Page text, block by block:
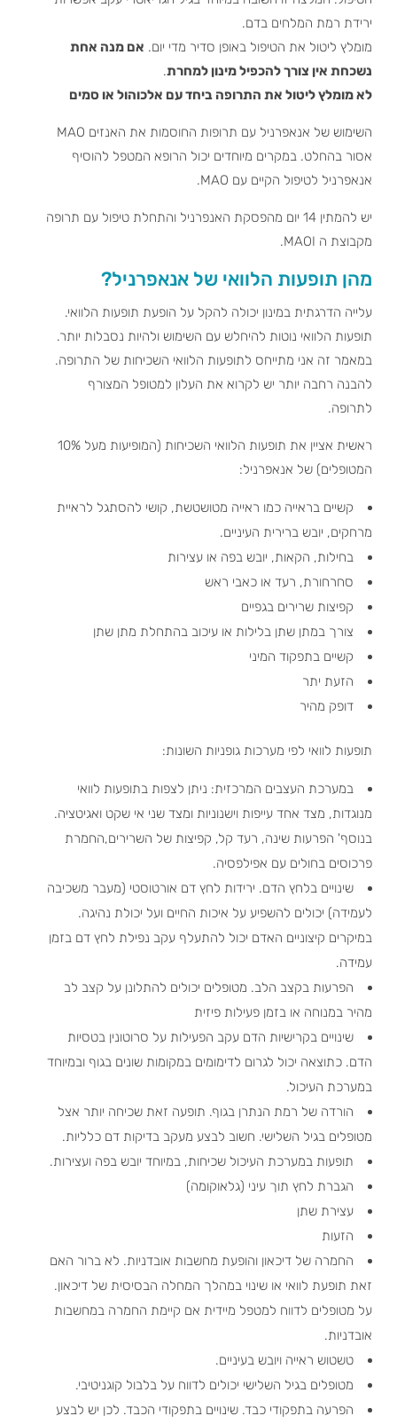
ירידת רמת המלחים בדם.
מומלץ ליטול את הטיפול באופן סדיר מדי יום. אם מנה אחת
נשכחת אין צורך להכפיל מינון למחרת.
לא מומלץ ליטול את התרופה ביחד עם אלכוהול או סמים
השימוש של אנאפרניל עם תרופות החוסמות את האנזים MAO
אסור בהחלט. במקרים מיוחדים יכול הרופא המטפל להוסיף
אנאפרניל לטיפול הקיים עם MAO.
יש להמתין 14 יום מהפסקת האנפרניל והתחלת טיפול עם תרופה
מקבוצת ה MAOI.
מהן תופעות הלוואי של אנאפרניל?
עלייה הדרגתית במינון יכולה להקל על הופעת תופעות הלוואי.
תופעות הלוואי נוטות להיחלש עם השימוש ולהיות נסבלות יותר.
במאמר זה אני מתייחס לתופעות הלוואי השכיחות של התרופה.
להבנה רחבה יותר יש לקרוא את העלון למטופל המצורף
לתרופה.
ראשית אציין את תופעות הלוואי השכיחות (המופיעות מעל 10%
המטופלים) של אנאפרניל:
קשיים בראייה כמו ראייה מטושטשת, קושי להסתגל לראיית
מרחקים, יובש ברירית העיניים.
בחילות, הקאות, יובש בפה או עצירות
סחרחורת, רעד או כאבי ראש
קפיצות שרירים בגפיים
צורך במתן שתן בלילות או עיכוב בהתחלת מתן שתן
קשיים בתפקוד המיני
הזעת יתר
דופק מהיר
תופעות לוואי לפי מערכות גופניות השונות:
במערכת העצבים המרכזית: ניתן לצפות בתופעות לוואי
מנוגדות, מצד אחד עייפות וישנוניות ומצד שני אי שקט ואגיטציה.
בנוסף' הפרעות שינה, רעד קל, קפיצות של השרירים,החמרת
פרכוסים בחולים עם אפילפסיה.
שינויים בלחץ הדם. ירידות לחץ דם אורטוסטי (מעבר משכיבה
לעמידה) יכולים להשפיע על איכות החיים ועל יכולת נהיגה.
במיקרים קיצוניים האדם יכול להתעלף עקב נפילת לחץ דם בזמן
עמידה.
הפרעות בקצב הלב. מטופלים יכולים להתלונן על קצב לב
מהיר במנוחה או בזמן פעילות פיזית
שינויים בקרישיות הדם עקב הפעילות על סרוטונין בטסיות
הדם. כתוצאה יכול לגרום לדימומים במקומות שונים בגוף ובמיוחד
במערכת העיכול.
הורדה של רמת הנתרן בגוף. תופעה זאת שכיחה יותר אצל
מטופלים בגיל השלישי. חשוב לבצע מעקב בדיקות דם כלליות.
תופעות במערכת העיכול שכיחות, במיוחד יובש בפה ועצירות.
הגברת לחץ תוך עיני (גלאוקומה)
עצירת שתן
הזעות
החמרה של דיכאון והופעת מחשבות אובדניות. לא ברור האם
זאת תופעת לוואי או שינוי במהלך המחלה הבסיסית של דיכאון.
על מטופלים לדווח למטפל מיידית אם קיימת החמרה במחשבות
אובדניות.
טשטוש ראייה ויובש בעיניים.
מטופלים בגיל השלישי יכולים לדווח על בלבול קוגניטיבי.
הפרעה בתפקודי כבד. שינויים בתפקודי הכבד. לכן יש לבצע